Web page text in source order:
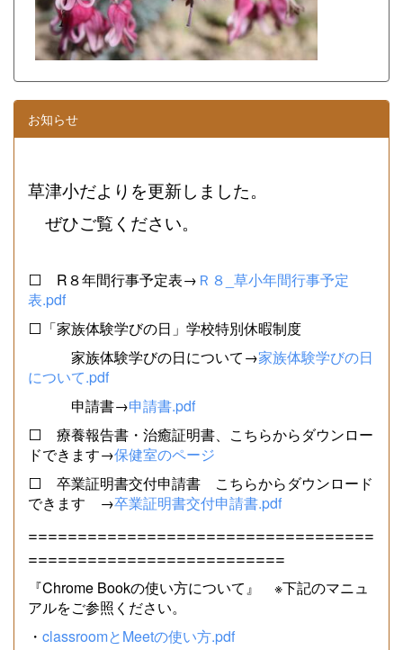
お知らせ
草津小だよりを更新しました。
ぜひご覧ください。
⬜ R８年間行事予定表→ Ｒ８_草小年間行事予定
表.pdf
⬜「家族体験学びの日」学校特別休暇制度
家族体験学びの日について→家族体験学びの日
について.pdf
申請書→申請書.pdf
⬜ 療養報告書・治癒証明書、こちらからダウンロー
ドできます→保健室のページ
⬜ 卒業証明書交付申請書 こちらからダウンロード
できます →卒業証明書交付申請書.pdf
===================================
==========================
『Chrome Bookの使い方について』 ※下記のマニュ
アルをご参照ください。
・ classroomとMeetの使い方.pdf